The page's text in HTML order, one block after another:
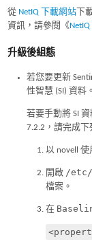
從 NetIQ 下載網站 下
資訊，請參閱《
升級後組態
若您要更新
性智慧 (SI) 資料。
若要手動將 SI 資
7.2.2，請完成下
以 novell 使
開啟 /
檔案。
在